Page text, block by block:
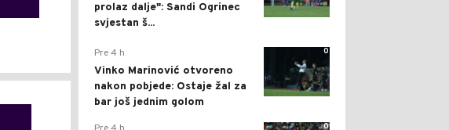
prolaz dalje": Sandi Ogrinec
svjestan š...
0
Pre 4 h
Vinko Marinović otvoreno
nakon pobjede: Ostaje žal za
bar još jednim golom
0